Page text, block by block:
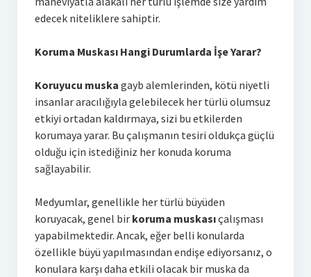
edecek niteliklere sahiptir.
Koruma Muskası Hangi Durumlarda İşe Yarar?
Koruyucu muska gayb alemlerinden, kötü niyetli
insanlar aracılığıyla gelebilecek her türlü olumsuz
etkiyi ortadan kaldırmaya, sizi bu etkilerden
korumaya yarar. Bu çalışmanın tesiri oldukça güçlü
olduğu için istediğiniz her konuda koruma
sağlayabilir.
Medyumlar, genellikle her türlü büyüden
koruyacak, genel bir koruma muskasıçalışması
yapabilmektedir. Ancak, eğer belli konularda
özellikle büyü yapılmasından endişe ediyorsanız, o
konulara karşı daha etkili olacak bir muska da